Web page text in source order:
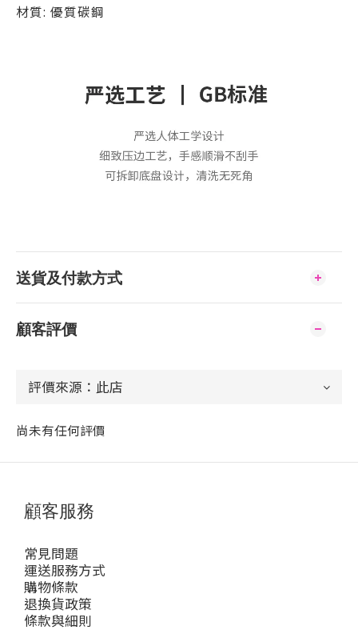
材質: 優質碳鋼
送貨及付款方式
顧客評價
尚未有任何評價
顧客服務
常見問題
運送服務方式
購物條款
退換貨政策
條款與細則